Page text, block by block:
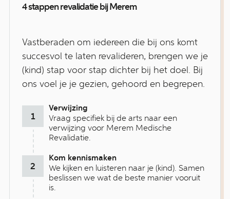
4 stappen revalidatie bij Merem
Vastberaden om iedereen die bij ons komt
succesvol te laten revalideren, brengen we je
(kind) stap voor stap dichter bij het doel. Bij
ons voel je je gezien, gehoord en begrepen.
Verwijzing
Vraag specifiek bij de arts naar een
verwijzing voor Merem Medische
Revalidatie.
Kom kennismaken
We kijken en luisteren naar je (kind). Samen
beslissen we wat de beste manier vooruit
is.